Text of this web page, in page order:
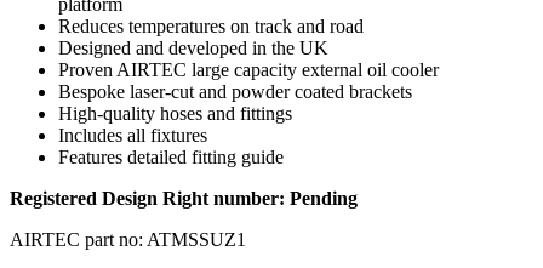
platform
Reduces temperatures on track and road
Designed and developed in the UK
Proven AIRTEC large capacity external oil cooler
Bespoke laser-cut and powder coated brackets
High-quality hoses and fittings
Includes all fixtures
Features detailed fitting guide
Registered Design Right number: Pending
AIRTEC part no: ATMSSUZ1